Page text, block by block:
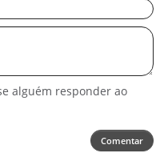
alguém responder ao
Comentar